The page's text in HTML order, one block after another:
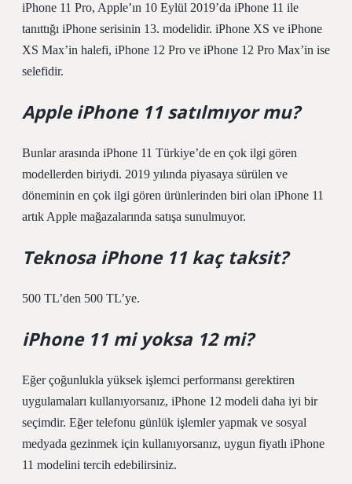
iPhone 11 Pro, Apple’ın 10 Eylül 2019’da iPhone 11 ile
tanıttığı iPhone serisinin 13. modelidir. iPhone XS ve iPhone
XS Max’in halefi, iPhone 12 Pro ve iPhone 12 Pro Max’in ise
selefidir.
Apple iPhone 11 satılmıyor mu?
Bunlar arasında iPhone 11 Türkiye’de en çok ilgi gören
modellerden biriydi. 2019 yılında piyasaya sürülen ve
döneminin en çok ilgi gören ürünlerinden biri olan iPhone 11
artık Apple mağazalarında satışa sunulmuyor.
Teknosa iPhone 11 kaç taksit?
500 TL’den 500 TL’ye.
iPhone 11 mi yoksa 12 mi?
Eğer çoğunlukla yüksek işlemci performansı gerektiren
uygulamaları kullanıyorsanız, iPhone 12 modeli daha iyi bir
seçimdir. Eğer telefonu günlük işlemler yapmak ve sosyal
medyada gezinmek için kullanıyorsanız, uygun fiyatlı iPhone
11 modelini tercih edebilirsiniz.